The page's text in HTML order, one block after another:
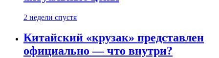
2 недели спустя
Китайский «крузак» представлен
официально — что внутри?